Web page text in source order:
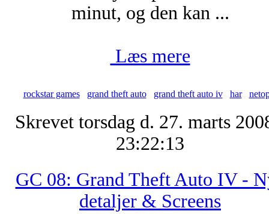
minut, og den kan ...
Læs mere
rockstar games grand theft auto grand theft auto iv har
Skrevet torsdag d. 27. marts
23:22:13
GC 08: Grand Theft Auto IV -
detaljer & Screens